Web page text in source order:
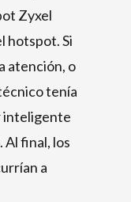
Zyxel
hotspot. Si
atención, o
tenía
inteligente
Al final, los
a